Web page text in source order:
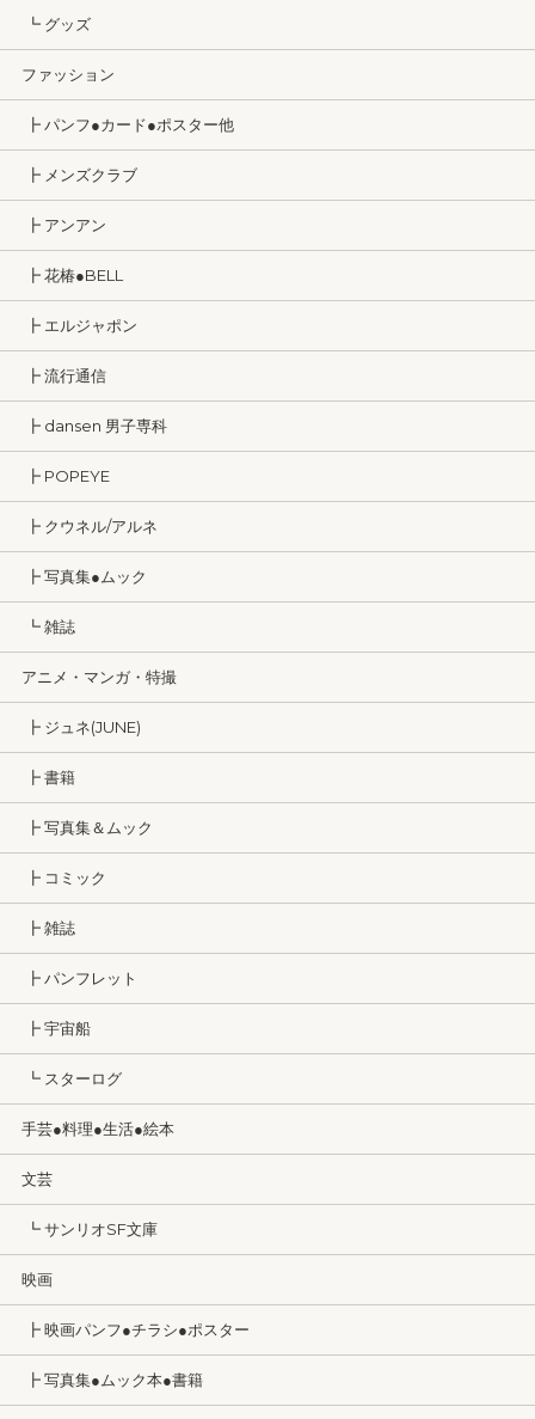
┗ グッズ
ファッション
┣ パンフ●カード●ポスター他
┣ メンズクラブ
┣ アンアン
┣ 花椿●BELL
┣ エルジャポン
┣ 流行通信
┣ dansen 男子専科
┣ POPEYE
┣ クウネル/アルネ
┣ 写真集●ムック
┗ 雑誌
アニメ・マンガ・特撮
┣ ジュネ(JUNE)
┣ 書籍
┣ 写真集＆ムック
┣ コミック
┣ 雑誌
┣ パンフレット
┣ 宇宙船
┗ スターログ
手芸●料理●生活●絵本
文芸
┗ サンリオSF文庫
映画
┣ 映画パンフ●チラシ●ポスター
┣ 写真集●ムック本●書籍